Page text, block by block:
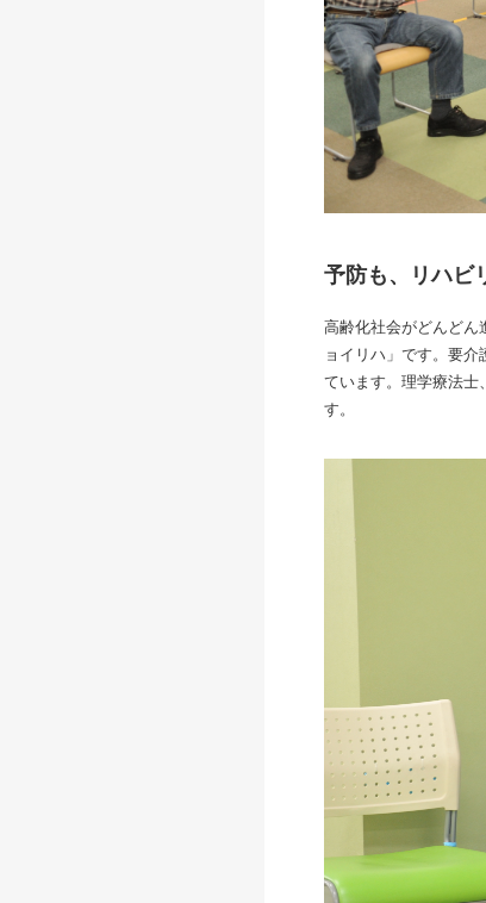
予防も、リハビ
高齢化社会がどんどん
ョイリハ」です。要
ています。理学療法士
す。